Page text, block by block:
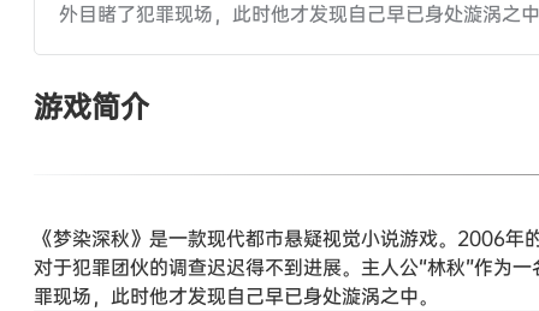
外目睹了犯罪现场，此时他才发现自己早已身处漩涡之
游戏简介
《梦染深秋》是一款现代都市悬疑视觉小说游戏。2006
对于犯罪团伙的调查迟迟得不到进展。主人公“林秋”作为
罪现场，此时他才发现自己早已身处漩涡之中。